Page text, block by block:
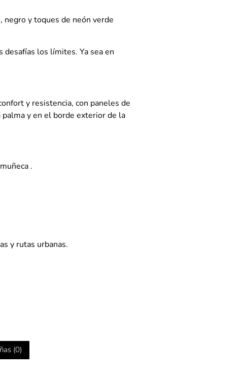
y toques de neón verde
los límites. Ya sea en
y resistencia, con paneles de
y en el borde exterior de la
.
y rutas urbanas.
(0)